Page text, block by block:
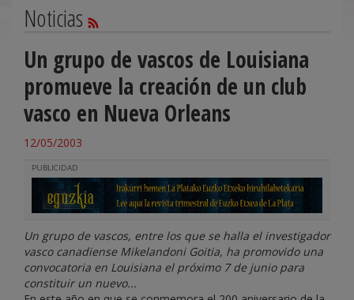
Noticias
Un grupo de vascos de Louisiana
promueve la creación de un club
vasco en Nueva Orleans
12/05/2003
PUBLICIDAD
Un grupo de vascos, entre los que se halla el investigador
vasco canadiense Mikelandoni Goitia, ha promovido una
convocatoria en Louisiana el próximo 7 de junio para
constituir un nuevo...